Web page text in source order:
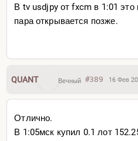
В tv usdjpy от fxcm в 1:01
пара открывается позже.
QUANT Вечный #389 16 Фев
Отлично.
В 1:05мск купил 0.1 лот